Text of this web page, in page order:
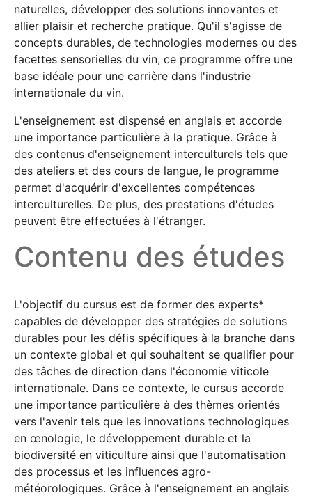
naturelles, développer des solutions innovantes et
allier plaisir et recherche pratique. Qu'il s'agisse de
concepts durables, de technologies modernes ou des
facettes sensorielles du vin, ce programme offre une
base idéale pour une carrière dans l'industrie
internationale du vin.
L'enseignement est dispensé en anglais et accorde
une importance particulière à la pratique. Grâce à
des contenus d'enseignement interculturels tels que
des ateliers et des cours de langue, le programme
permet d'acquérir d'excellentes compétences
interculturelles. De plus, des prestations d'études
peuvent être effectuées à l'étranger.
Contenu des études
L'objectif du cursus est de former des experts*
capables de développer des stratégies de solutions
durables pour les défis spécifiques à la branche dans
un contexte global et qui souhaitent se qualifier pour
des tâches de direction dans l'économie viticole
internationale. Dans ce contexte, le cursus accorde
une importance particulière à des thèmes orientés
vers l'avenir tels que les innovations technologiques
en œnologie, le développement durable et la
biodiversité en viticulture ainsi que l'automatisation
des processus et les influences agro-
météorologiques. Grâce à l'enseignement en anglais